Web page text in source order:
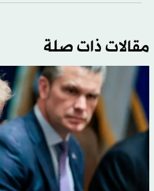
مقالات ذات صلة